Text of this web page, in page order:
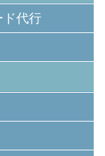
ド代行